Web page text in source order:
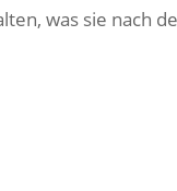
was sie nach